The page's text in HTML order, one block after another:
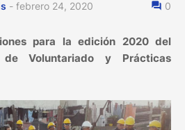
- febrero 24, 2020 0
para la edición 2020 del
de Voluntariado y Prácticas